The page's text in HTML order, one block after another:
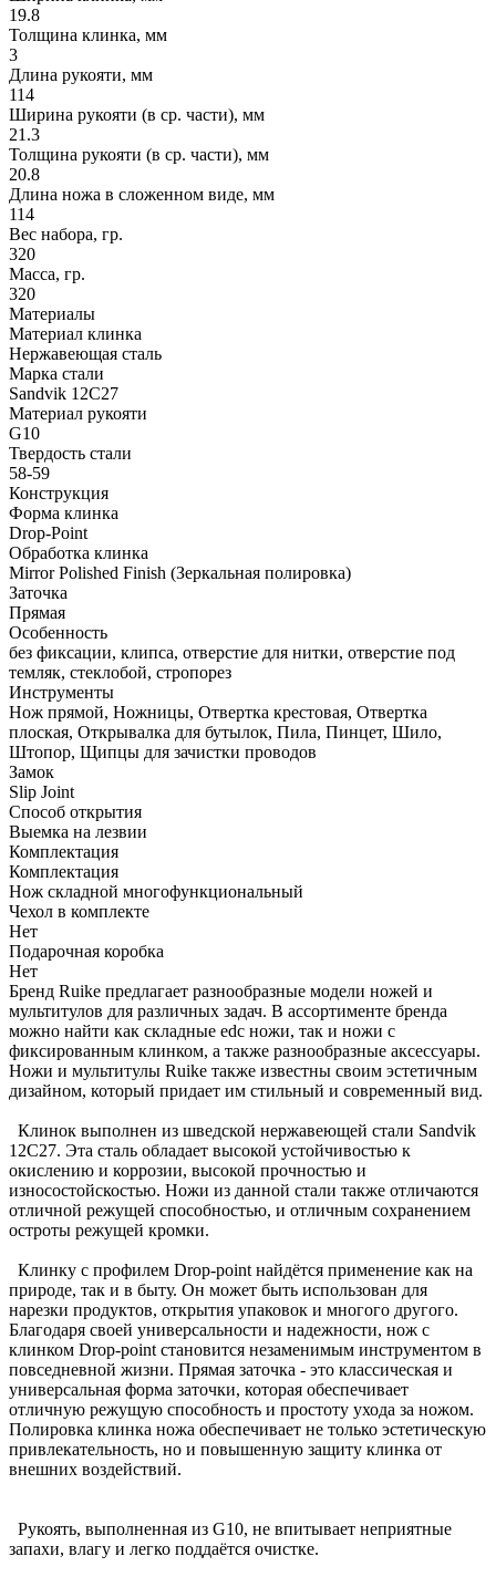
19.8
Толщина клинка, мм
3
Длина рукояти, мм
114
Ширина рукояти (в ср. части), мм
21.3
Толщина рукояти (в ср. части), мм
20.8
Длина ножа в сложенном виде, мм
114
Вес набора, гр.
320
Масса, гр.
320
Материалы
Материал клинка
Нержавеющая сталь
Марка стали
Sandvik 12C27
Материал рукояти
G10
Твердость стали
58-59
Конструкция
Форма клинка
Drop-Point
Обработка клинка
Mirror Polished Finish (Зеркальная полировка)
Заточка
Прямая
Особенность
без фиксации, клипса, отверстие для нитки, отверстие под
темляк, стеклобой, стропорез
Инструменты
Нож прямой, Ножницы, Отвертка крестовая, Отвертка
плоская, Открывалка для бутылок, Пила, Пинцет, Шило,
Штопор, Щипцы для зачистки проводов
Замок
Slip Joint
Способ открытия
Выемка на лезвии
Комплектация
Комплектация
Нож складной многофункциональный
Чехол в комплекте
Нет
Подарочная коробка
Нет
Бренд Ruike предлагает разнообразные модели ножей и
мультитулов для различных задач. В ассортименте бренда
можно найти как складные edc ножи, так и ножи с
фиксированным клинком, а также разнообразные аксессуары.
Ножи и мультитулы Ruike также известны своим эстетичным
дизайном, который придает им стильный и современный вид.
Клинок выполнен из шведской нержавеющей стали Sandvik
12C27. Эта сталь обладает высокой устойчивостью к
окислению и коррозии, высокой прочностью и
износостойскостью. Ножи из данной стали также отличаются
отличной режущей способностью, и отличным сохранением
остроты режущей кромки.
Клинку с профилем Drop-point найдётся применение как на
природе, так и в быту. Он может быть использован для
нарезки продуктов, открытия упаковок и многого другого.
Благодаря своей универсальности и надежности, нож с
клинком Drop-point становится незаменимым инструментом в
повседневной жизни. Прямая заточка - это классическая и
универсальная форма заточки, которая обеспечивает
отличную режущую способность и простоту ухода за ножом.
Полировка клинка ножа обеспечивает не только эстетическую
привлекательность, но и повышенную защиту клинка от
внешних воздействий.
Рукоять, выполненная из G10, не впитывает неприятные
запахи, влагу и легко поддаётся очистке.